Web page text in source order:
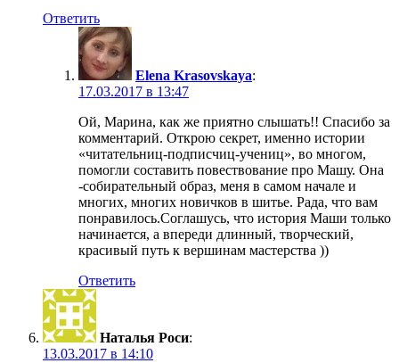
Ответить
Elena Krasovskaya:
17.03.2017 в 13:47
Ой, Марина, как же приятно слышать!! Спасибо за
комментарий. Открою секрет, именно истории
«читательниц-подписчиц-учениц», во многом,
помогли составить повествование про Машу. Она
-собирательный образ, меня в самом начале и
многих, многих новичков в шитье. Рада, что вам
понравилось.Соглашусь, что история Маши только
начинается, а впереди длинный, творческий,
красивый путь к вершинам мастерства ))
Ответить
Наталья Роси:
13.03.2017 в 14:10